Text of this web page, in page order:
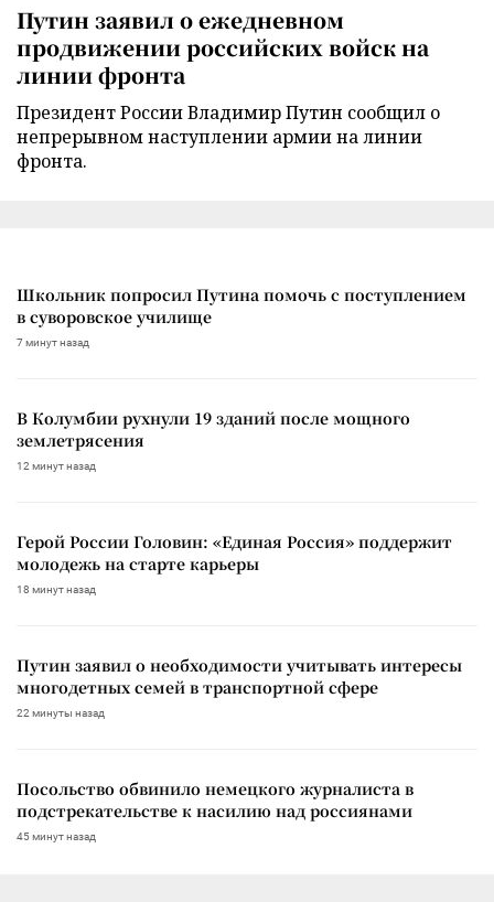
Путин заявил о ежедневном
продвижении российских войск на
линии фронта
Президент России Владимир Путин сообщил о
непрерывном наступлении армии на линии
фронта.
Школьник попросил Путина помочь с поступлением
в суворовское училище
7 минут назад
В Колумбии рухнули 19 зданий после мощного
землетрясения
12 минут назад
Герой России Головин: «Единая Россия» поддержит
молодежь на старте карьеры
18 минут назад
Путин заявил о необходимости учитывать интересы
многодетных семей в транспортной сфере
22 минуты назад
Посольство обвинило немецкого журналиста в
подстрекательстве к насилию над россиянами
45 минут назад